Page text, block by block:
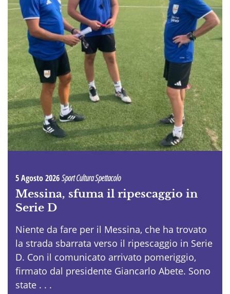
5 Agosto 2026Sport Cultura Spettacolo
Messina, sfuma il ripescaggio in
Serie D
Niente da fare per il Messina, che ha trovato
la strada sbarrata verso il ripescaggio in Serie
D. Con il comunicato arrivato pomeriggio,
firmato dal presidente Giancarlo Abete. Sono
state . . .